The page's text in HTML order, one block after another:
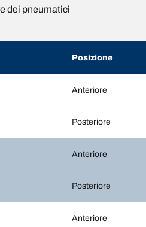
dei pneumatici
Posizione
Anteriore
Posteriore
Anteriore
Posteriore
Anteriore